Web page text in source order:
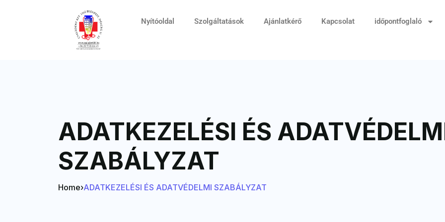
Nyítóoldal Szolgáltatások Ajánlatkérő Kapcsolat időpontfoglaló
ADATKEZELÉSI ÉS
SZABÁLYZAT
Home›ADATKEZELÉSI ÉS ADATVÉDELMI SZABÁLYZAT